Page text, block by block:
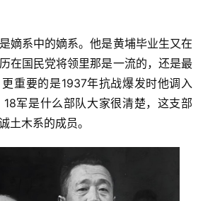
嫡系中的嫡系。他是黄埔毕业生又在
在国民党将领里那是一流的，还是最
重要的是1937年抗战爆发时他调入
军是什么部队大家很清楚，这支部
土木系的成员。